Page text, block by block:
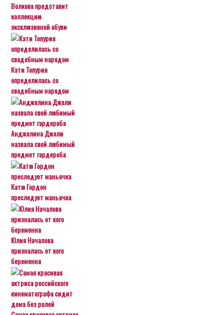
Волкова представит
коллекцию
эксклюзивной обуви
Кэти Топурия
определилась со
свадебным нарядом
Анджелина Джоли
назвала свой любимый
предмет гардероба
Катю Гордон
преследует маньячка
Юлия Началова
призналась от кого
беременна